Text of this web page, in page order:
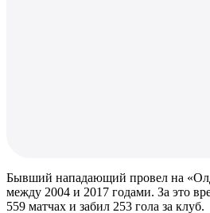
Бывший нападающий провел на
между 2004 и 2017 годами. За это
559 матчах и забил 253 гола за клуб.